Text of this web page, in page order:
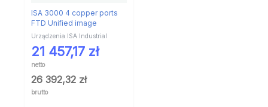
ISA 3000 4 copper ports
FTD Unified image
Urządzenia ISA Industrial
21 457,17 zł
netto
26 392,32 zł
brutto